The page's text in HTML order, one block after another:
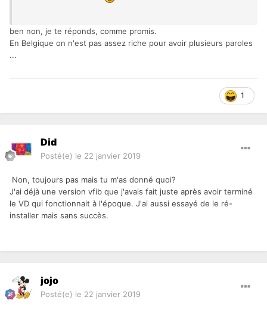
ben non, je te réponds, comme promis.
En Belgique on n'est pas assez riche pour avoir plusieurs paroles
...
1
Did
Posté(e) le 22 janvier 2019
Non, toujours pas mais tu m'as donné quoi?
J'ai déjà une version vfib que j'avais fait juste après avoir terminé
le VD qui fonctionnait à l'époque. J'ai aussi essayé de le ré-
installer mais sans succès.
jojo
Posté(e) le 22 janvier 2019